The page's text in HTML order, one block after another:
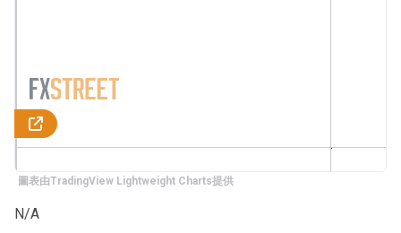
圖表由TradingView Lightweight Charts提供
N/A